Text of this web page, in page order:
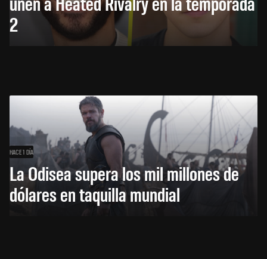
2
HACE 1 DÍA
La Odisea supera los mil millones de
dólares en taquilla mundial